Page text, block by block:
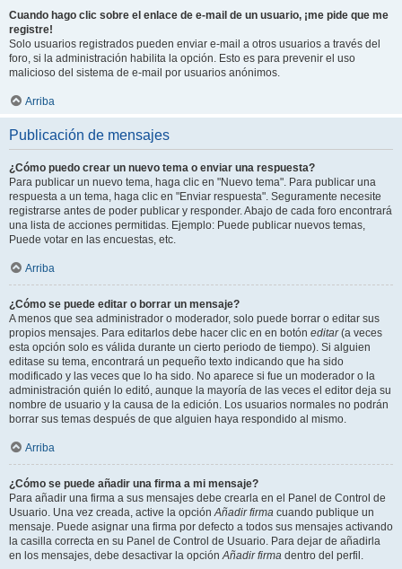
Cuando hago clic sobre el enlace de e-mail de un usuario, ¡me pide que me
registre!
Solo usuarios registrados pueden enviar e-mail a otros usuarios a través del
foro, si la administración habilita la opción. Esto es para prevenir el uso
malicioso del sistema de e-mail por usuarios anónimos.
Arriba
Publicación de mensajes
¿Cómo puedo crear un nuevo tema o enviar una respuesta?
Para publicar un nuevo tema, haga clic en "Nuevo tema". Para publicar una
respuesta a un tema, haga clic en "Enviar respuesta". Seguramente necesite
registrarse antes de poder publicar y responder. Abajo de cada foro encontrará
una lista de acciones permitidas. Ejemplo: Puede publicar nuevos temas,
Puede votar en las encuestas, etc.
Arriba
¿Cómo se puede editar o borrar un mensaje?
A menos que sea administrador o moderador, solo puede borrar o editar sus
propios mensajes. Para editarlos debe hacer clic en en botón editar(a veces
esta opción solo es válida durante un cierto periodo de tiempo). Si alguien
editase su tema, encontrará un pequeño texto indicando que ha sido
modificado y las veces que lo ha sido. No aparece si fue un moderador o la
administración quién lo editó, aunque la mayoría de las veces el editor deja su
nombre de usuario y la causa de la edición. Los usuarios normales no podrán
borrar sus temas después de que alguien haya respondido al mismo.
Arriba
¿Cómo se puede añadir una firma a mi mensaje?
Para añadir una firma a sus mensajes debe crearla en el Panel de Control de
Usuario. Una vez creada, active la opciónAñadir firma cuando publique un
mensaje. Puede asignar una firma por defecto a todos sus mensajes activando
la casilla correcta en su Panel de Control de Usuario. Para dejar de añadirla
en los mensajes, debe desactivar la opciónAñadir firma dentro del perfil.